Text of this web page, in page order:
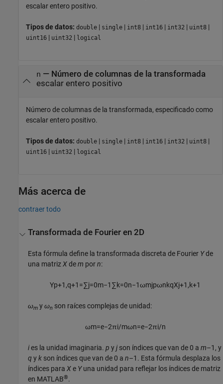
escalar entero positivo.
Tipos de datos: double | single | int8 | int16 | int32 | uint8 |
uint16 | uint32 | logical
n — Número de columnas de la transformada
escalar entero positivo
Número de columnas de la transformada, especificado como
escalar entero positivo.
Tipos de datos: double | single | int8 | int16 | int32 | uint8 |
uint16 | uint32 | logical
Más acerca de
contraer todo
Transformada de Fourier en 2D
Esta fórmula define la transformada discreta de Fourier Yde
una matrizXdem porn:
Yp+1 ,q+1 =∑j=0m−1 ∑k=0n−1ωmjpωnkqXj+1 ,k+1
ωm yωn son raíces complejas de unidad:
ωm=e−2πi/mωn=e−2πi/n
ies la unidad imaginaria.p yj son índices que van de 0 am–1, y
q yk son índices que van de 0 an–1. Esta fórmula desplaza los
índices paraXe Yuna unidad para reflejar los índices de matriz
en MATLAB®.